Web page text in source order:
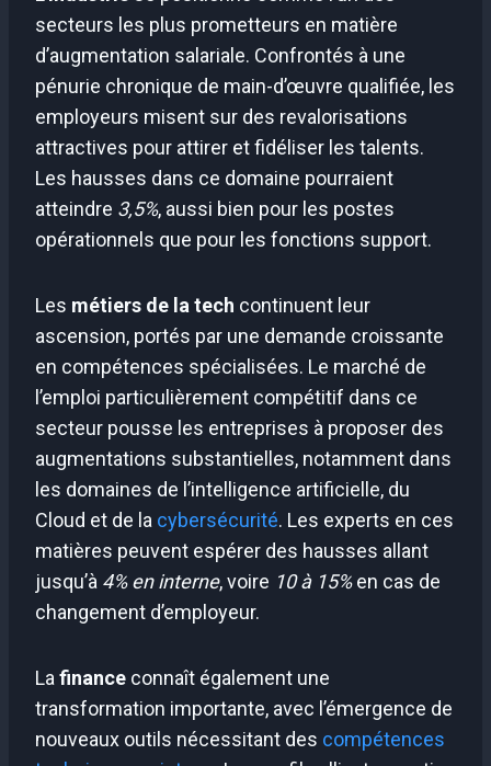
secteurs les plus prometteurs en matière
d’augmentation salariale. Confrontés à une
pénurie chronique de main-d’œuvre qualifiée, les
employeurs misent sur des revalorisations
attractives pour attirer et fidéliser les talents.
Les hausses dans ce domaine pourraient
atteindre 3,5%, aussi bien pour les postes
opérationnels que pour les fonctions support.
Les métiers de la tech continuent leur
ascension, portés par une demande croissante
en compétences spécialisées. Le marché de
l’emploi particulièrement compétitif dans ce
secteur pousse les entreprises à proposer des
augmentations substantielles, notamment dans
les domaines de l’intelligence artificielle, du
Cloud et de la cybersécurité. Les experts en ces
matières peuvent espérer des hausses allant
jusqu’à 4% en interne, voire 10 à 15%en cas de
changement d’employeur.
La finance connaît également une
transformation importante, avec l’émergence de
nouveaux outils nécessitant des compétences